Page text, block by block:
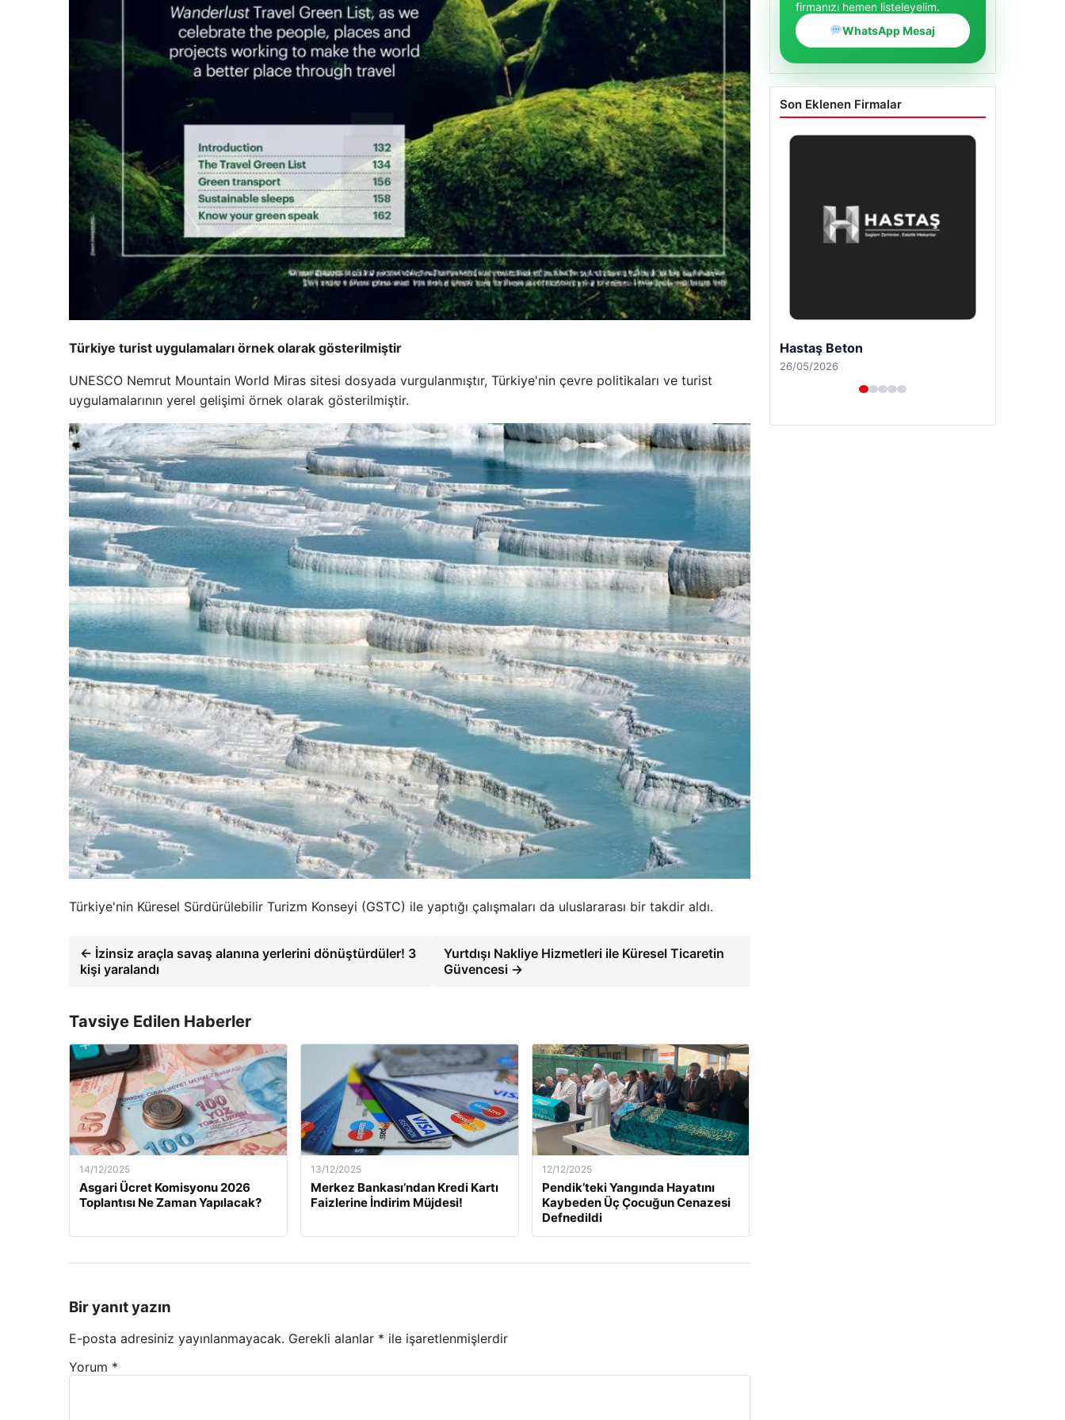
Türkiye turist uygulamaları örnek olarak gösterilmiştir
UNESCO Nemrut Mountain World Miras sitesi dosyada vurgulanmıştır, Türkiye'nin çevre politikaları ve turist
uygulamalarının yerel gelişimi örnek olarak gösterilmiştir.
Türkiye'nin Küresel Sürdürülebilir Turizm Konseyi (GSTC) ile yaptığı çalışmaları da uluslararası bir takdir aldı.
← İzinsiz araçla savaş alanına yerlerini dönüştürdüler! 3
kişi yaralandı
Yurtdışı Nakliye Hizmetleri ile Küresel Ticaretin
Güvencesi →
Tavsiye Edilen Haberler
14/12/2025
Asgari Ücret Komisyonu 2026
Toplantısı Ne Zaman Yapılacak?
13/12/2025
Merkez Bankası’ndan Kredi Kartı
Faizlerine İndirim Müjdesi!
12/12/2025
Pendik’teki Yangında Hayatını
Kaybeden Üç Çocuğun Cenazesi
Defnedildi
Bir yanıt yazın
E-posta adresiniz yayınlanmayacak. Gerekli alanlar * ile işaretlenmişlerdir
Yorum *
firmanızı hemen listeleyelim.
WhatsApp Mesaj
Son Eklenen Firmalar
Enes Kaplan Avukatlık Bürosu
28/04/2026